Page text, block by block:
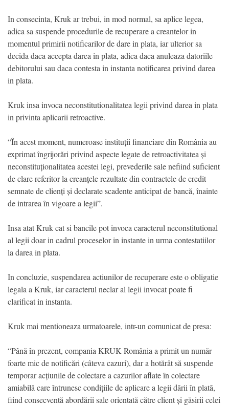
In consecinta, Kruk ar trebui, in mod normal, sa aplice legea,
adica sa suspende procedurile de recuperare a creantelor in
momentul primirii notificarilor de dare in plata, iar ulterior sa
decida daca accepta darea in plata, adica daca anuleaza datoriile
debitorului sau daca contesta in instanta notificarea privind darea
in plata.
Kruk insa invoca neconstitutionalitatea legii privind darea in plata
in privinta aplicarii retroactive.
“În acest moment, numeroase instituții financiare din România au
exprimat îngrijorări privind aspecte legate de retroactivitatea și
neconstituționalitatea acestei legi, prevederile sale nefiind suficient
de clare referitor la creanțele rezultate din contractele de credit
semnate de clienți și declarate scadente anticipat de bancă, înainte
de intrarea în vigoare a legii”.
Insa atat Kruk cat si bancile pot invoca caracterul neconstitutional
al legii doar in cadrul proceselor in instante in urma contestatiilor
la darea in plata.
In concluzie, suspendarea actiunilor de recuperare este o obligatie
legala a Kruk, iar caracterul neclar al legii invocat poate fi
clarificat in instanta.
Kruk mai mentioneaza urmatoarele, intr-un comunicat de presa:
“Până în prezent, compania KRUK România a primit un număr
foarte mic de notificări (câteva cazuri), dar a hotărât să suspende
temporar acțiunile de colectare a cazurilor aflate în colectare
amiabilă care întrunesc condițiile de aplicare a legii dării în plată,
fiind consecventă abordării sale orientată către client și găsirii celei